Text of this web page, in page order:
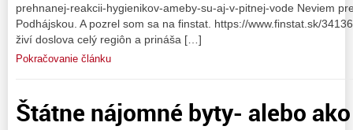
prehnanej-reakcii-hygienikov-ameby-su-aj-v-pitnej-vode Neviem
Podhájskou. A pozrel som sa na finstat. https://www.finstat.sk/
živí doslova celý regiôn a prináša […]
Pokračovanie článku
Štátne nájomné byty- alebo